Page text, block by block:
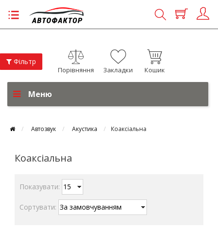
Порівняння Закладки Кошик
Меню
Автозвук Акустика Коаксіальна
Коаксіальна
Показувати:
Сортувати:
Фільтр